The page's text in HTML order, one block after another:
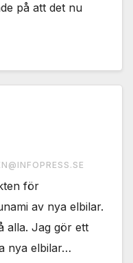
på att det nu
för
av nya elbilar.
alla. Jag gör ett
nya elbilar…